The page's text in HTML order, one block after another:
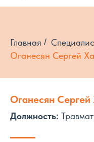
Главная /
Оганесян Сергей
Оганесян Сергей
Должность: